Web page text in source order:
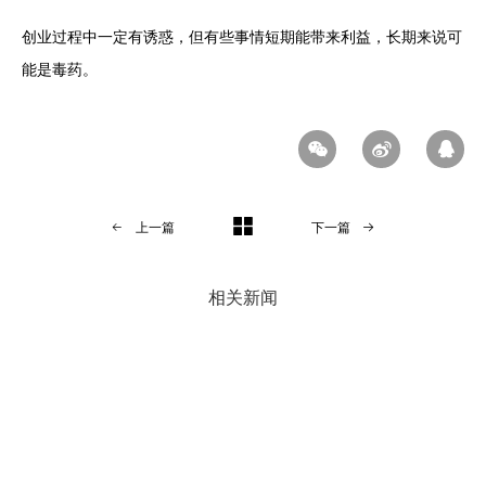
创业过程中一定有诱惑，但有些事情短期能带来利益，长期来说可
能是毒药。
上一篇 下一篇
相关新闻